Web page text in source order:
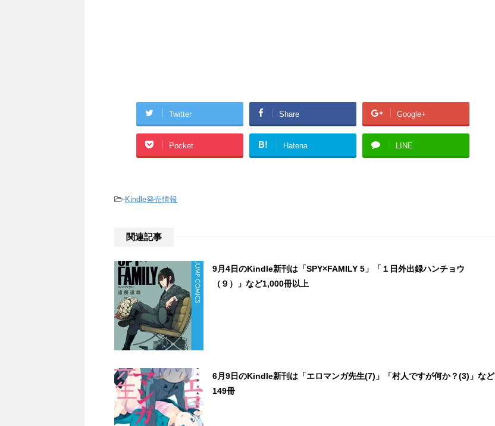
Twitter Share Google+
Pocket B! Hatena LINE
-Kindle発売情報
関連記事
9月4日のKindle新刊は「SPY×FAMILY 5」「１日外出録ハンチョウ
（９）」など1,000冊以上
6月9日のKindle新刊は「エロマンガ先生(7)」「村人ですが何か？(3)」など
149冊